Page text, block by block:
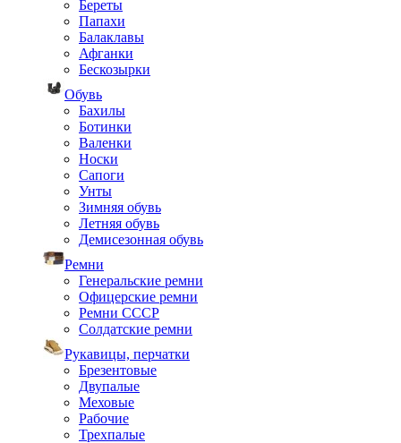
Береты
Папахи
Балаклавы
Афганки
Бескозырки
Обувь
Бахилы
Ботинки
Валенки
Носки
Сапоги
Унты
Зимняя обувь
Летняя обувь
Демисезонная обувь
Ремни
Генеральские ремни
Офицерские ремни
Ремни СССР
Солдатские ремни
Рукавицы, перчатки
Брезентовые
Двупалые
Меховые
Рабочие
Трехпалые